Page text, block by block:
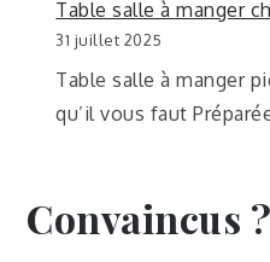
Table salle à manger
31 juillet 2025
Table salle à manger
qu’il vous faut
Convaincus ?